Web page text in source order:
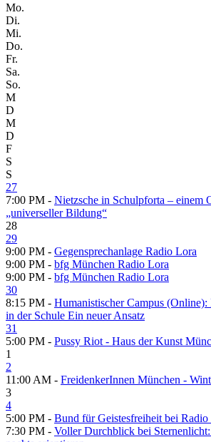
Mo.
Di.
Mi.
Do.
Fr.
Sa.
So.
M
D
M
D
F
S
S
27
7:00 PM - Nietzsche in Schulpforta – einem
„universeller Bildung“
28
29
9:00 PM - Gegensprechanlage Radio Lora
9:00 PM - bfg München Radio Lora
9:00 PM - bfg München Radio Lora
30
8:15 PM - Humanistischer Campus
in der Schule Ein neuer Ansatz
31
5:00 PM - Pussy Riot - Haus der Kunst
1
2
11:00 AM - FreidenkerInnen München -
3
4
5:00 PM - Bund für Geistesfreiheit bei
7:30 PM - Voller Durch­blick bei